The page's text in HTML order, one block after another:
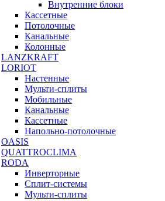
Внутренние блоки
Кассетные
Потолочные
Канальные
Колонные
LANZKRAFT
LORIOT
Настенные
Мульти-сплиты
Мобильные
Канальные
Кассетные
Напольно-потолочные
OASIS
QUATTROCLIMA
RODA
Инверторные
Сплит-системы
Мульти-сплиты